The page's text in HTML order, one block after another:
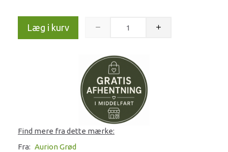
Læg i kurv
Find mere fra dette mærke:
Fra: Aurion Grød